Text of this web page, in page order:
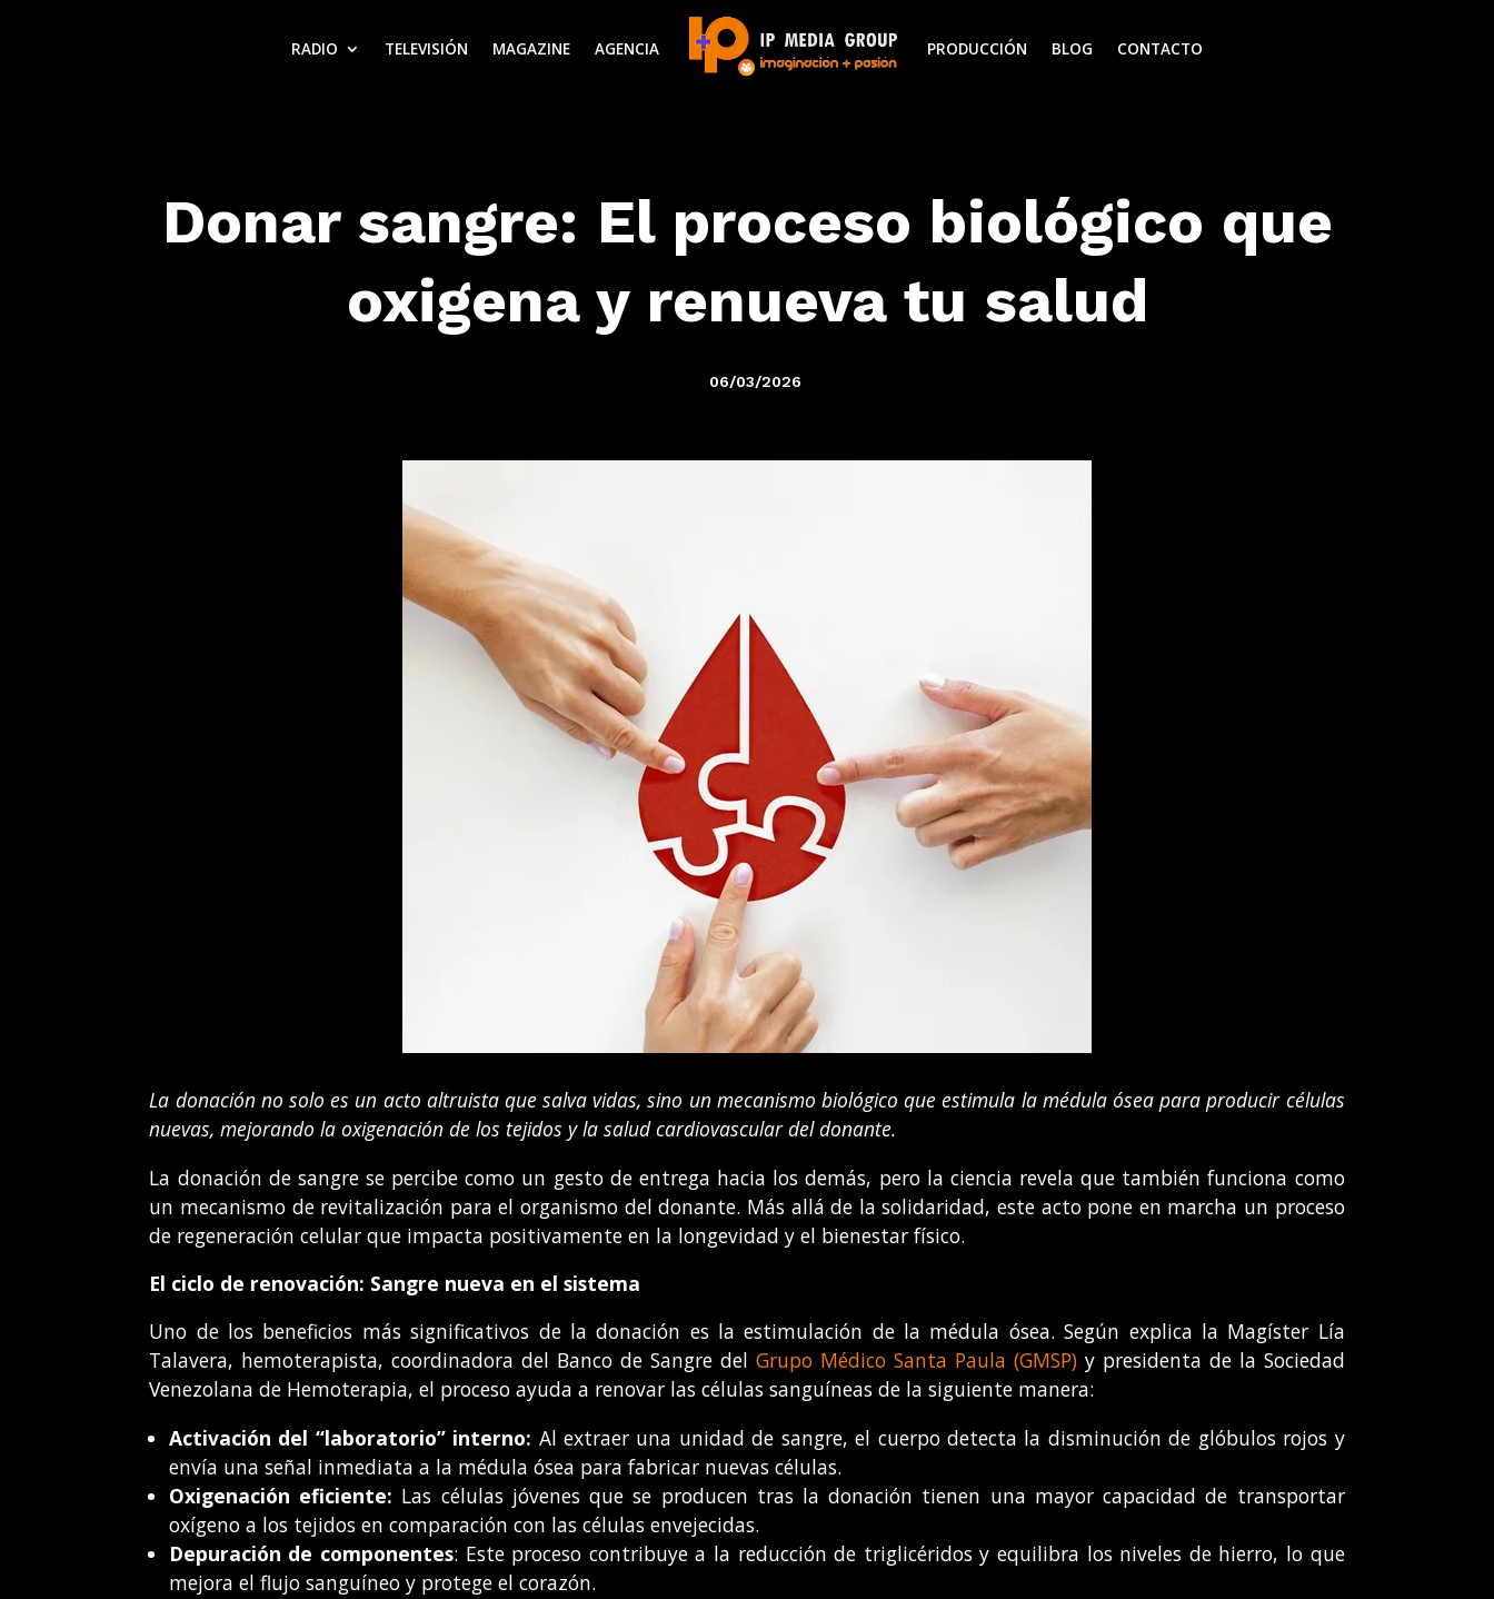
RADIO TELEVISIÓN MAGAZINE AGENCIA PRODUCCIÓN BLOG CONTACTO
Donar sangre: El proceso biológico que
oxigena y renueva tu salud
06/03/2026
La donación no solo es un acto altruista que salva vidas, sino un mecanismo biológico que estimula la médula ósea para producir células
nuevas, mejorando la oxigenación de los tejidos y la salud cardiovascular del donante.
La donación de sangre se percibe como un gesto de entrega hacia los demás, pero la ciencia revela que también funciona como
un mecanismo de revitalización para el organismo del donante. Más allá de la solidaridad, este acto pone en marcha un proceso
de regeneración celular que impacta positivamente en la longevidad y el bienestar físico.
El ciclo de renovación: Sangre nueva en el sistema
Uno de los beneficios más significativos de la donación es la estimulación de la médula ósea. Según explica la Magíster Lía
Talavera, hemoterapista, coordinadora del Banco de Sangre delGrupo Médico Santa Paula (GMSP)y presidenta de la Sociedad
Venezolana de Hemoterapia, el proceso ayuda a renovar las células sanguíneas de la siguiente manera:
Activación del “laboratorio” interno: Al extraer una unidad de sangre, el cuerpo detecta la disminución de glóbulos rojos y
envía una señal inmediata a la médula ósea para fabricar nuevas células.
Oxigenación eficiente: Las células jóvenes que se producen tras la donación tienen una mayor capacidad de transportar
oxígeno a los tejidos en comparación con las células envejecidas.
Depuración de componentes: Este proceso contribuye a la reducción de triglicéridos y equilibra los niveles de hierro, lo que
mejora el flujo sanguíneo y protege el corazón.